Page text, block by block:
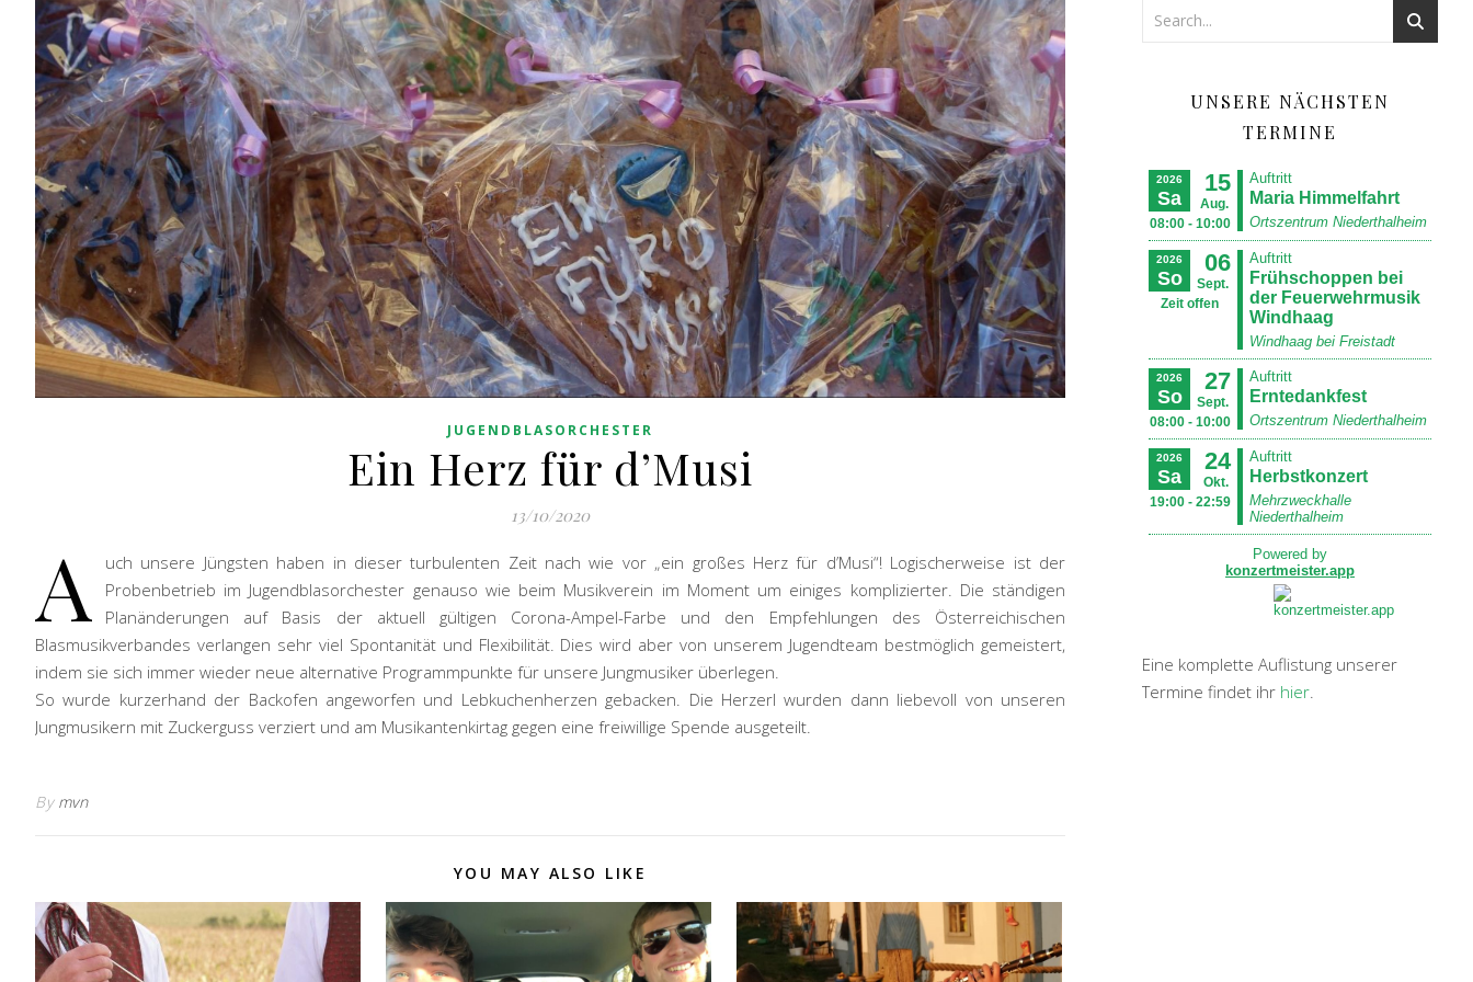
JUGENDBLASORCHESTER
Ein Herz für d’Musi
13/10/2020
A
uch unsere Jüngsten haben in dieser turbulenten Zeit nach wie vor „ein großes Herz für d’Musi“! Logischerweise ist der
Probenbetrieb im Jugendblasorchester genauso wie beim Musikverein im Moment um einiges komplizierter. Die ständigen
Planänderungen auf Basis der aktuell gültigen Corona-Ampel-Farbe und den Empfehlungen des Österreichischen
Blasmusikverbandes verlangen sehr viel Spontanität und Flexibilität. Dies wird aber von unserem Jugendteam bestmöglich gemeistert,
indem sie sich immer wieder neue alternative Programmpunkte für unsere Jungmusiker überlegen.
So wurde kurzerhand der Backofen angeworfen und Lebkuchenherzen gebacken. Die Herzerl wurden dann liebevoll von unseren
Jungmusikern mit Zuckerguss verziert und am Musikantenkirtag gegen eine freiwillige Spende ausgeteilt.
By mvn
YOU MAY ALSO LIKE
UNSERE NÄCHSTEN
TERMINE
Eine komplette Auflistung unserer
Termine findet ihr hier.